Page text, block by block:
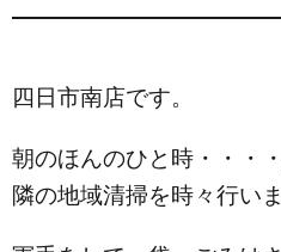
四日市南店です。
朝のほんのひと時・・・
隣の地域清掃を時々行いま